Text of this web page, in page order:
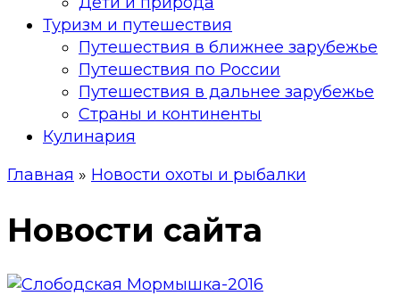
Туризм и путешествия
Путешествия в ближнее зарубежье
Путешествия по России
Путешествия в дальнее зарубежье
Страны и континенты
Кулинария
Главная » Новости охоты и рыбалки
Новости сайта